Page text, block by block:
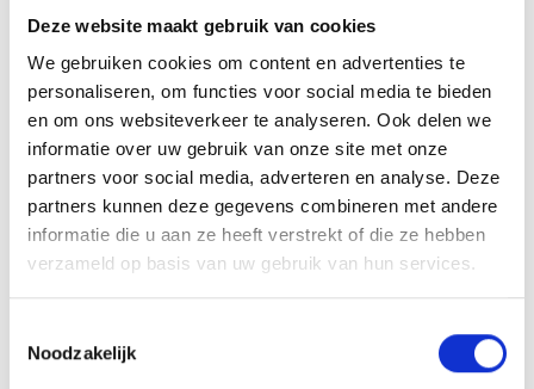
Deze website maakt gebruik van cookies
We gebruiken cookies om content en advertenties te
personaliseren, om functies voor social media te bieden
en om ons websiteverkeer te analyseren. Ook delen we
informatie over uw gebruik van onze site met onze
partners voor social media, adverteren en analyse. Deze
partners kunnen deze gegevens combineren met andere
informatie die u aan ze heeft verstrekt of die ze hebben
verzameld op basis van uw gebruik van hun services.
Noodzakelijk
Plaats evenement
Organisator
39015
info@rtmeran.com
https://www.rtmeran.com/index.php?lang=it
Tel.+39 335 1249155
zurück zu den Top Events